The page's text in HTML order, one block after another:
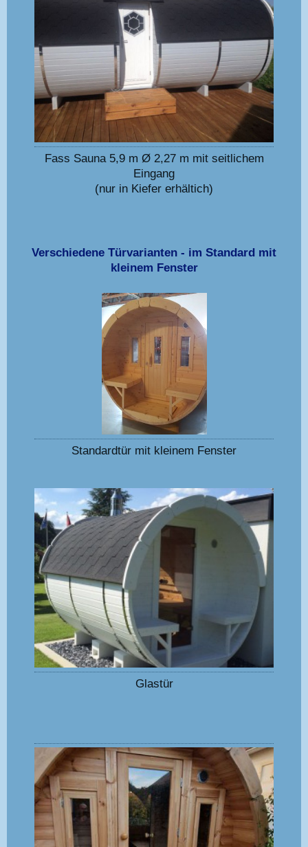
Fass Sauna 5,9 m Ø 2,27 m mit seitlichem
Eingang
(nur in Kiefer erhältich)
Verschiedene Türvarianten - im Standard mit
kleinem Fenster
Standardtür mit kleinem Fenster
Glastür